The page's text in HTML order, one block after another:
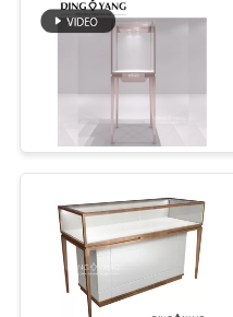
उद्धरण
COMPANY
NEWS